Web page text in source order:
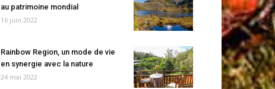
au patrimoine mondial
16 juin 2022
Rainbow Region, un mode de vie
en synergie avec la nature
24 mai 2022